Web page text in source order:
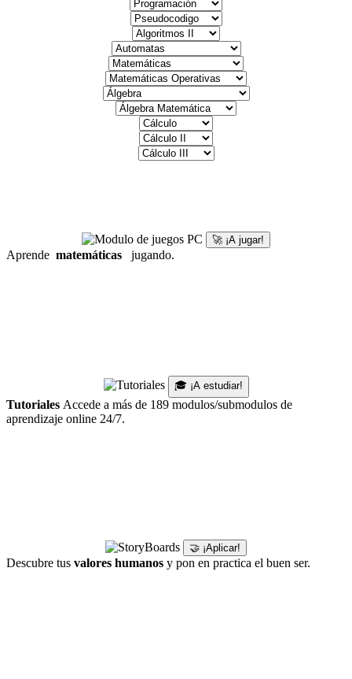
🚀 ¡A jugar!
Aprende matemáticas jugando.
🎓 ¡A estudiar!
Tutoriales Accede a más de 189 modulos/submodulos de
aprendizaje online 24/7.
🤝 ¡Aplicar!
Descubre tus valores humanos y pon en practica el buen ser.